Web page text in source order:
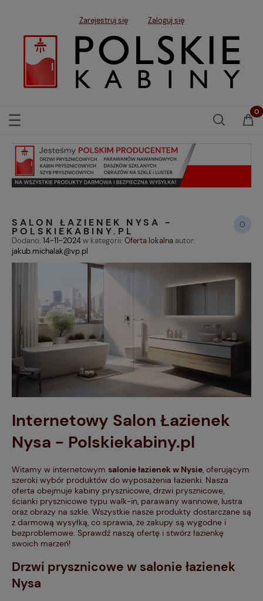
Zarejestruj się Zaloguj się
SALON ŁAZIENEK NYSA -
POLSKIEKABINY.PL
0
Dodano: 14-11-2024w kategorii: Oferta lokalna autor:
jakub.michalak@vp.pl
Internetowy Salon Łazienek
Nysa - Polskiekabiny.pl
Witamy w internetowym salonie łazienek w Nysie, oferującym
szeroki wybór produktów do wyposażenia łazienki. Nasza
oferta obejmuje kabiny prysznicowe, drzwi prysznicowe,
ścianki prysznicowe typu walk-in, parawany wannowe, lustra
oraz obrazy na szkle. Wszystkie nasze produkty dostarczane są
z darmową wysyłką, co sprawia, że zakupy są wygodne i
bezproblemowe. Sprawdź naszą ofertę i stwórz łazienkę
swoich marzeń!
Drzwi prysznicowe w salonie łazienek
Nysa